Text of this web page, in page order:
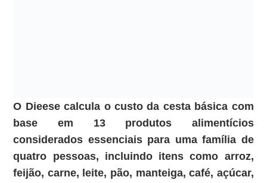
O Dieese calcula o custo da cesta básica com
base em 13 produtos alimentícios
considerados essenciais para uma família de
quatro pessoas, incluindo itens como arroz,
feijão, carne, leite, pão, manteiga, café, açúcar,